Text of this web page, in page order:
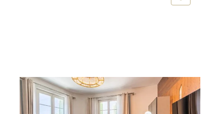
BEAULIEU SUR MER 06
95,42 m2, 4 pièces
Ref : 5600